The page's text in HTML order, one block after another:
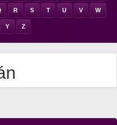
R S T U V W
Y Z